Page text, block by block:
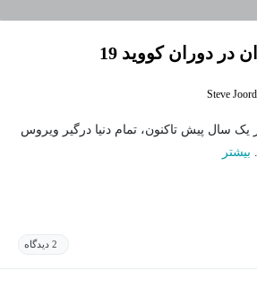
دوران کووید 19
Steve
یک سال پیش تاکنون، تمام دنیا درگیر ویروس
بیشتر
2 دیدگاه